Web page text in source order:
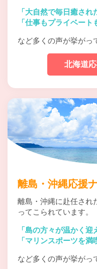
「大自然で毎日癒され
「仕事もプライベート
など多くの声が挙がっ
北海道
離島・沖縄応援
離島・沖縄に赴任され
ってこられています。
「島の方々が温かく迎
「マリンスポーツを満
など多くの声が挙がっ